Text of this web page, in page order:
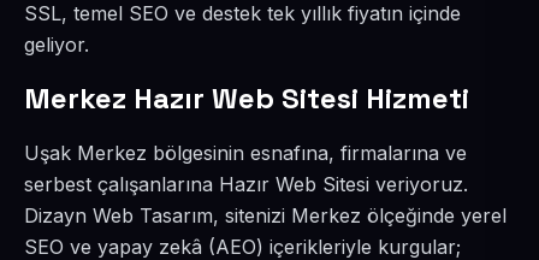
SSL, temel SEO ve destek tek yıllık fiyatın içinde
geliyor.
Merkez Hazır Web Sitesi Hizmeti
Uşak Merkez bölgesinin esnafına, firmalarına ve
serbest çalışanlarına Hazır Web Sitesi veriyoruz.
Dizayn Web Tasarım, sitenizi Merkez ölçeğinde yerel
SEO ve yapay zekâ (AEO) içerikleriyle kurgular;